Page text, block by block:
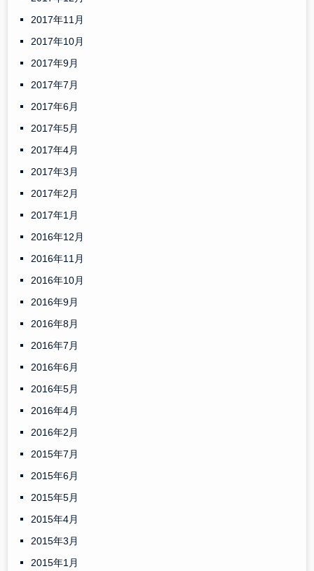
2017年11月
2017年10月
2017年9月
2017年7月
2017年6月
2017年5月
2017年4月
2017年3月
2017年2月
2017年1月
2016年12月
2016年11月
2016年10月
2016年9月
2016年8月
2016年7月
2016年6月
2016年5月
2016年4月
2016年2月
2015年7月
2015年6月
2015年5月
2015年4月
2015年3月
2015年1月